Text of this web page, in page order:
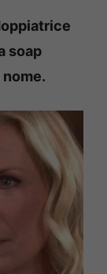
soap
nome.